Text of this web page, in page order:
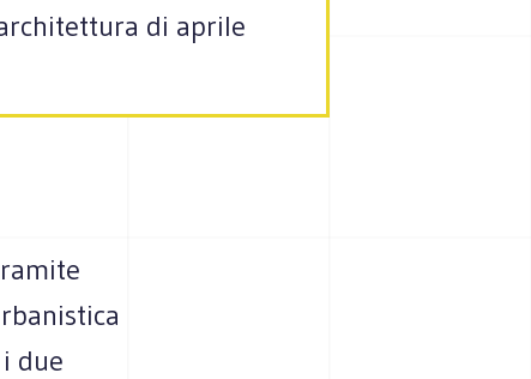
di aprile
due